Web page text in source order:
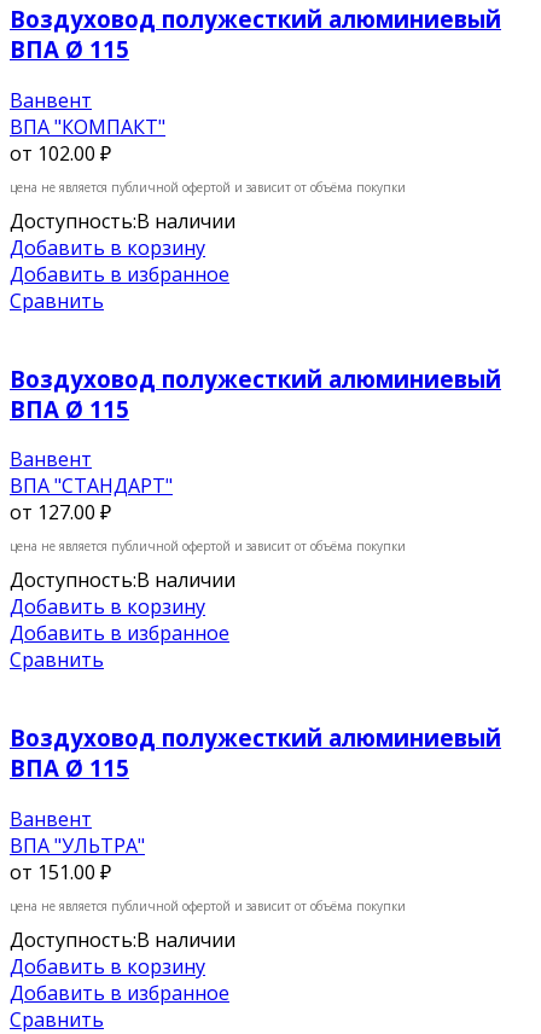
Воздуховод полужесткий алюминиевый
ВПА Ø 115
Ванвент
ВПА "КОМПАКТ"
от 102.00 ₽
цена не является публичной офертой и зависит от объёма покупки
Доступность:В наличии
Добавить в корзину
Добавить в избранное
Сравнить
Воздуховод полужесткий алюминиевый
ВПА Ø 115
Ванвент
ВПА "СТАНДАРТ"
от 127.00 ₽
цена не является публичной офертой и зависит от объёма покупки
Доступность:В наличии
Добавить в корзину
Добавить в избранное
Сравнить
Воздуховод полужесткий алюминиевый
ВПА Ø 115
Ванвент
ВПА "УЛЬТРА"
от 151.00 ₽
цена не является публичной офертой и зависит от объёма покупки
Доступность:В наличии
Добавить в корзину
Добавить в избранное
Сравнить